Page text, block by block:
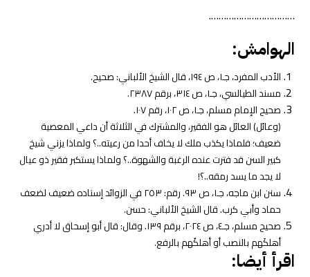
…………………………….
الهوامش:
الأدب المفرد، جـ١، ص ١٩٤، قال الشيخ الألباني: صحيح.
مسند الطيالسي، جـ١، ص ٣١٤، برقم ٢٣٨٧.
صحيح الإمام مسلم، جـ١، ص ١٠٢، رقم ١٠٧.
(وعائل) العائل هو الفقير، والمشترك في الثلاثة أن داعي المعصية
ضعيف؛ فلماذا يكذب ملك لا يخاف أحدا من رعيته..؟ ولماذا يزني شيخ
كبير السن قد فترت عنده الرغبة والشهوة..؟ ولماذا يستكبر فقير ذو عيال
لا يجد ما يسد رمقه..؟!
سنن ابن ماجه، جـ١، ص ٩٣. رقم: ٢٥٣ في الزوائد إسناده ضعيف لضعف
حماد وأبي كرب. قال الشيخ الألباني: حسن.
صحيح مسلم، جـ٤، ص ٢٠٢٤، برقم ١٣٩. وقال: قال أبو إسحاق لا أدري
أهلكَهم بالنصب أو أهلكُهم بالرفع.
اقرأ أيضا: